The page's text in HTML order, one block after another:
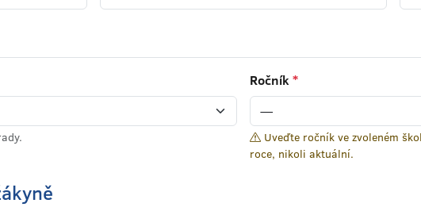
Ročník*
Uveďte ročník ve zvoleném
roce, nikoli aktuální.